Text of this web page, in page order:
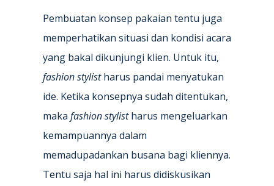
Pembuatan konsep pakaian tentu juga
memperhatikan situasi dan kondisi acara
yang bakal dikunjungi klien. Untuk itu,
fashion stylistharus pandai menyatukan
ide. Ketika konsepnya sudah ditentukan,
maka fashion stylistharus mengeluarkan
kemampuannya dalam
memadupadankan busana bagi kliennya.
Tentu saja hal ini harus didiskusikan